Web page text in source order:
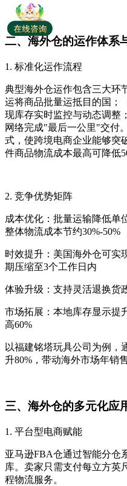
二、海外仓的运作体系
1. 标准化运作流程
典型海外仓运作包含三大环
运将商品批量运抵目的国；
现库存实时监控与动态调整
网络完成"最后一公里"交付
式，使跨境电商企业能够突
件商品物流成本最高可降低
2. 竞争优势矩阵
成本优化：批量运输降低单
整体物流成本节约30%-50%
时效提升：美国海外仓可实
期压缩至3个工作日内
体验升级：支持灵活退换货
市场拓展：本地库存显示提
高60%
以福建铭塔玩具公司为例，
升80%，带动海外市场年销
三、海外仓的多元化应
1. 平台型电商赋能
亚马逊FBA仓通过智能分仓
库。卖家只需支付每立方英
程物流服务。